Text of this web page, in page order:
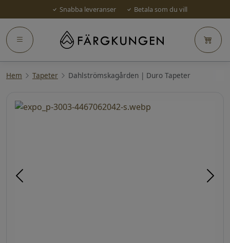
Snabba leveranser Betala som du vill
Hem Tapeter Dahlströmskagården | Duro Tapeter
Föregående